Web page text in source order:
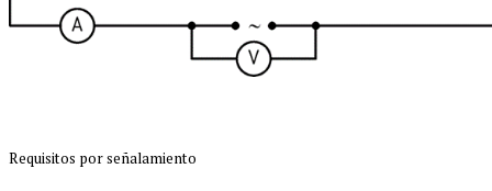
Requisitos por señalamiento